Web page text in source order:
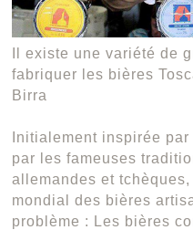
Il existe une variété de
fabriquer les bières
Birra
Initialement inspirée
par les fameuses
allemandes et
mondial des bières
problème : Les bières